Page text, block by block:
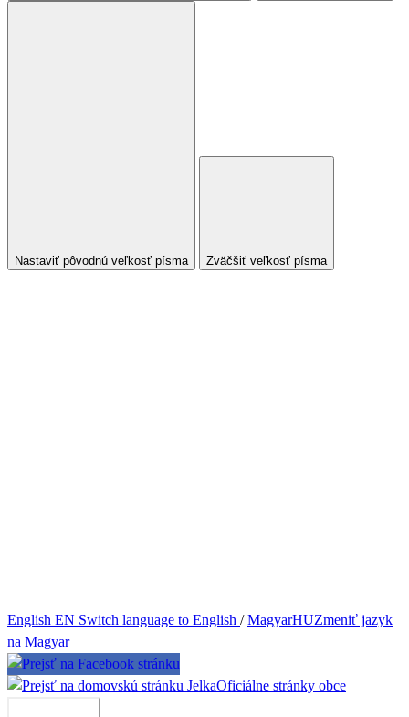
Nastaviť pôvodnú veľkosť písma Zväčšiť veľkosť písma
English EN Switch language to English /MagyarHUZmeniť jazyk
na Magyar
JelkaOficiálne stránky obce